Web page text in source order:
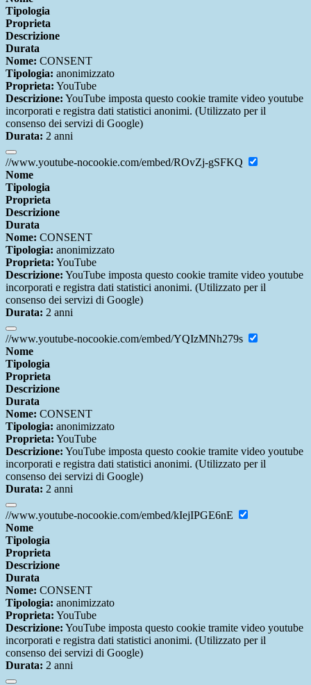
Tipologia
Proprieta
Descrizione
Durata
Nome: CONSENT
Tipologia: anonimizzato
Proprieta: YouTube
Descrizione: YouTube imposta questo cookie tramite video youtube
incorporati e registra dati statistici anonimi. (Utilizzato per il
consenso dei servizi di Google)
Durata: 2 anni
//www.youtube-nocookie.com/embed/ROvZj-gSFKQ
Nome
Tipologia
Proprieta
Descrizione
Durata
Nome: CONSENT
Tipologia: anonimizzato
Proprieta: YouTube
Descrizione: YouTube imposta questo cookie tramite video youtube
incorporati e registra dati statistici anonimi. (Utilizzato per il
consenso dei servizi di Google)
Durata: 2 anni
//www.youtube-nocookie.com/embed/YQIzMNh279s
Nome
Tipologia
Proprieta
Descrizione
Durata
Nome: CONSENT
Tipologia: anonimizzato
Proprieta: YouTube
Descrizione: YouTube imposta questo cookie tramite video youtube
incorporati e registra dati statistici anonimi. (Utilizzato per il
consenso dei servizi di Google)
Durata: 2 anni
//www.youtube-nocookie.com/embed/kIejIPGE6nE
Nome
Tipologia
Proprieta
Descrizione
Durata
Nome: CONSENT
Tipologia: anonimizzato
Proprieta: YouTube
Descrizione: YouTube imposta questo cookie tramite video youtube
incorporati e registra dati statistici anonimi. (Utilizzato per il
consenso dei servizi di Google)
Durata: 2 anni